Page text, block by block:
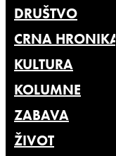
DRUŠTVO
CRNA HRONIKA
KULTURA
KOLUMNE
ZABAVA
ŽIVOT